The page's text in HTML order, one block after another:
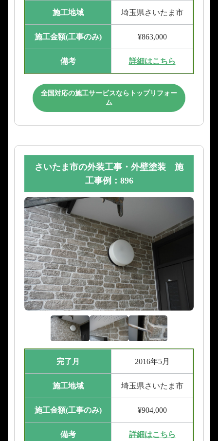
施工地域 埼玉県さいたま市
施工金額(工事のみ) ¥863,000
備考 詳細はこちら
全国対応の施工サービスならトップリフォー
ム
さいたま市の外装工事・外壁塗装 施
工事例：896
完了月 2016年5月
施工地域 埼玉県さいたま市
施工金額(工事のみ) ¥904,000
備考 詳細はこちら